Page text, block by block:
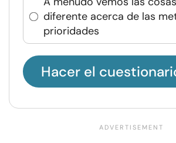
diferente acerca de las
prioridades
Hacer el